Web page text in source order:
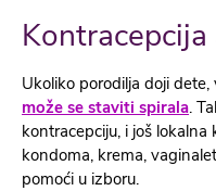
Ukoliko porodilja doji
može se staviti spirala.
kontracepciju, i još
kondoma, krema,
pomoći u izboru.